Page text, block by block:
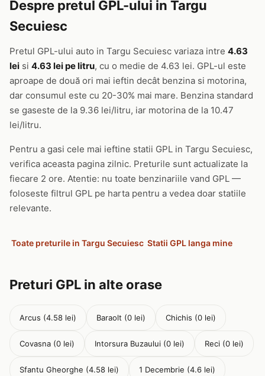
Despre pretul GPL-ului in Targu
Secuiesc
Pretul GPL-ului auto in Targu Secuiesc variaza intre 4.63
lei si 4.63 lei pe litru, cu o medie de 4.63 lei. GPL-ul este
aproape de două ori mai ieftin decât benzina si motorina,
dar consumul este cu 20-30% mai mare. Benzina standard
se gaseste de la 9.36 lei/litru, iar motorina de la 10.47
lei/litru.
Pentru a gasi cele mai ieftine statii GPL in Targu Secuiesc,
verifica aceasta pagina zilnic. Preturile sunt actualizate la
fiecare 2 ore. Atentie: nu toate benzinariile vand GPL —
foloseste filtrul GPL pe harta pentru a vedea doar statiile
relevante.
Toate preturile in Targu Secuiesc Statii GPL langa mine
Preturi GPL in alte orase
Arcus (4.58 lei) Baraolt (0 lei) Chichis (0 lei)
Covasna (0 lei) Intorsura Buzaului (0 lei) Reci (0 lei)
Sfantu Gheorghe (4.58 lei) 1 Decembrie (4.6 lei)